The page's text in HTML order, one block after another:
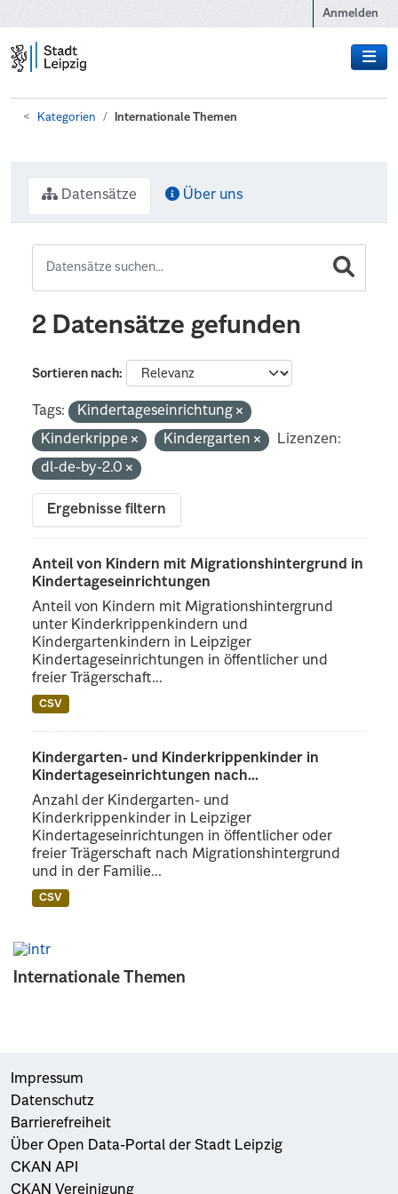
Anmelden
Kategorien Internationale Themen
Internationale Themen
Datensätze Über uns
2 Datensätze gefunden
Sortieren nach
Tags:
Kindertageseinrichtung
Kinderkrippe
Kindergarten
Lizenzen:
dl-de-by-2.0
Ergebnisse filtern
Anteil von Kindern mit Migrationshintergrund in
Kindertageseinrichtungen
Anteil von Kindern mit Migrationshintergrund
unter Kinderkrippenkindern und
Kindergartenkindern in Leipziger
Kindertageseinrichtungen in öffentlicher und
freier Trägerschaft...
CSV
Kindergarten- und Kinderkrippenkinder in
Kindertageseinrichtungen nach...
Anzahl der Kindergarten- und
Kinderkrippenkinder in Leipziger
Kindertageseinrichtungen in öffentlicher oder
freier Trägerschaft nach Migrationshintergrund
und in der Familie...
CSV
Impressum
Datenschutz
Barrierefreiheit
Über Open Data-Portal der Stadt Leipzig
CKAN API
CKAN Vereinigung